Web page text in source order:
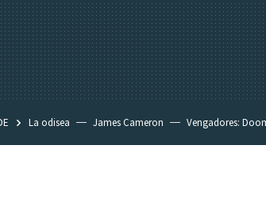
La odisea James Cameron Vengadores: